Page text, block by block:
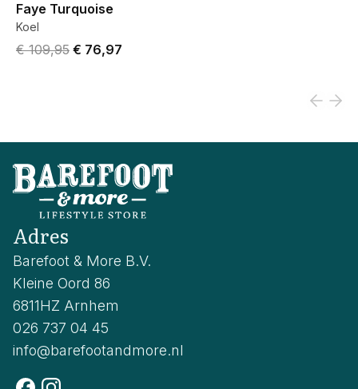
Faye Turquoise
Koel
Original price was € 109,95.
€ 109,95 Current price is € 76,97.
€ 76,97
Adres
Barefoot & More B.V.
Kleine Oord 86
6811HZ Arnhem
026 737 04 45
info@barefootandmore.nl